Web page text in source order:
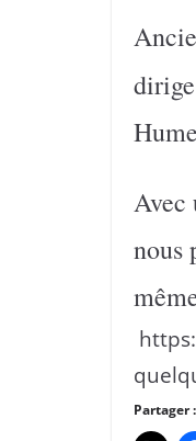
Avec
nous
Partager :